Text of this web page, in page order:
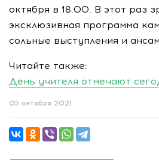
октября в 18.00. В этот раз
эксклюзивная программа
сольные выступления и
Читайте также:
День учителя отмечают
05 октября 2021